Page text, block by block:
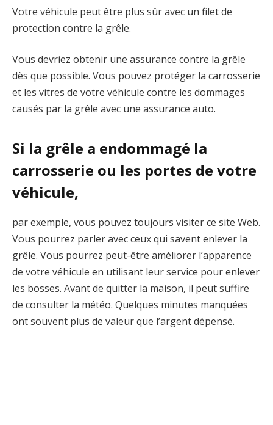
Votre véhicule peut être plus sûr avec un filet de
protection contre la grêle.
Vous devriez obtenir une assurance contre la grêle
dès que possible. Vous pouvez protéger la carrosserie
et les vitres de votre véhicule contre les dommages
causés par la grêle avec une assurance auto.
Si la grêle a endommagé la
carrosserie ou les portes de votre
véhicule,
par exemple, vous pouvez toujours visiter ce site Web.
Vous pourrez parler avec ceux qui savent enlever la
grêle. Vous pourrez peut-être améliorer l’apparence
de votre véhicule en utilisant leur service pour enlever
les bosses. Avant de quitter la maison, il peut suffire
de consulter la météo. Quelques minutes manquées
ont souvent plus de valeur que l’argent dépensé.